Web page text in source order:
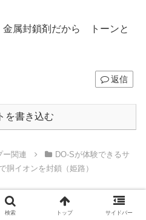
属封鎖剤だから トーンと
返信
を書き込む
ー関連
DO-Sが体験できるサ
胴イオンを封鎖（姫路）
検索 トップ サイドバー